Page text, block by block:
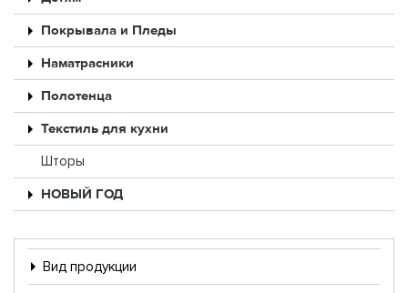
Покрывала и Пледы
Наматрасники
Полотенца
Текстиль для кухни
Шторы
НОВЫЙ ГОД
Вид продукции